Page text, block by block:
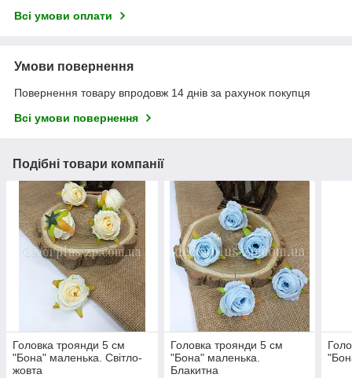
Всі умови оплати
Умови повернення
Повернення товару впродовж 14 днів за рахунок покупця
Всі умови повернення
Подібні товари компанії
Головка троянди 5 см
"Бона" маленька. Світло-
жовта
Головка троянди 5 см
"Бона" маленька.
Блакитна